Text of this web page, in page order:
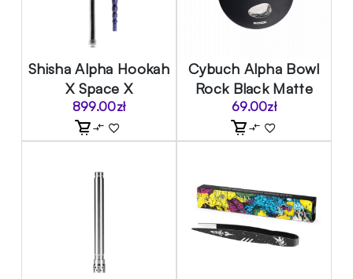
Shisha Alpha Hookah
X Space X
899.00zł
Cybuch Alpha Bowl
Rock Black Matte
69.00zł